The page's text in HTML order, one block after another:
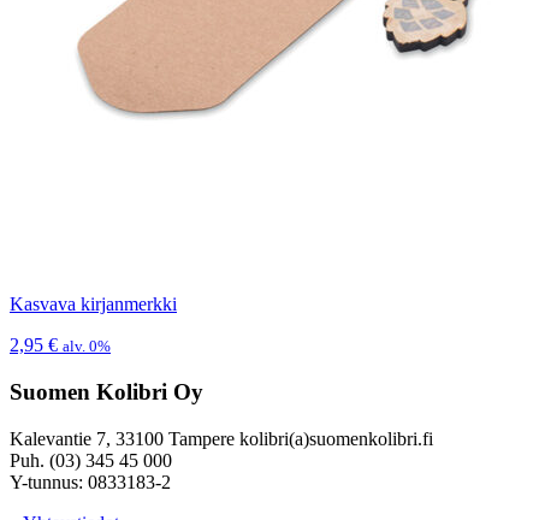
Kasvava kirjanmerkki
2,95 € alv. 0%
Suomen Kolibri Oy
Kalevantie 7, 33100 Tampere kolibri(a)suomenkolibri.fi
Puh. (03) 345 45 000
Y-tunnus: 0833183-2